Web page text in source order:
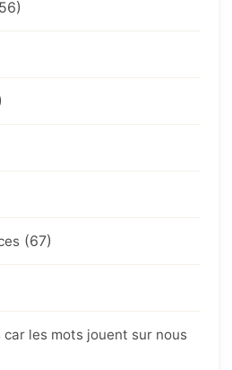
(67)
les mots jouent sur nous